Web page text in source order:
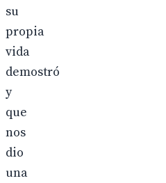
su
propia
vida
demostró
y
que
nos
dio
una